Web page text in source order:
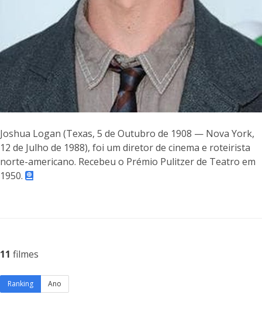
Joshua Logan (Texas, 5 de Outubro de 1908 — Nova York,
12 de Julho de 1988), foi um diretor de cinema e roteirista
norte-americano. Recebeu o Prémio Pulitzer de Teatro em
1950.
11 filmes
Ranking Ano